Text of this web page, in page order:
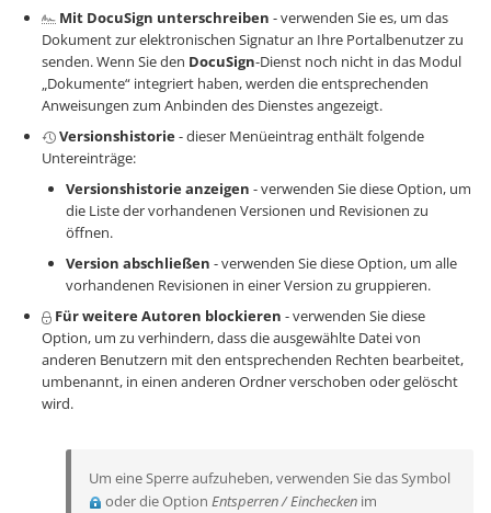
Mit DocuSign unterschreiben - verwenden Sie es, um das
Dokument zur elektronischen Signatur an Ihre Portalbenutzer zu
senden. Wenn Sie den DocuSign-Dienst noch nicht in das Modul
„Dokumente“ integriert haben, werden die entsprechenden
Anweisungen zum Anbinden des Dienstes angezeigt.
Versionshistorie- dieser Menüeintrag enthält folgende
Untereinträge:
Versionshistorie anzeigen - verwenden Sie diese Option, um
die Liste der vorhandenen Versionen und Revisionen zu
öffnen.
Version abschließen - verwenden Sie diese Option, um alle
vorhandenen Revisionen in einer Version zu gruppieren.
Für weitere Autoren blockieren - verwenden Sie diese
Option, um zu verhindern, dass die ausgewählte Datei von
anderen Benutzern mit den entsprechenden Rechten bearbeitet,
umbenannt, in einen anderen Ordner verschoben oder gelöscht
wird.
Um eine Sperre aufzuheben, verwenden Sie das Symbol
oder die Option Entsperren / Einchecken im